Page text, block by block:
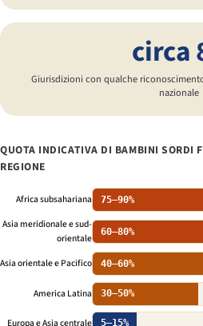
circa
Giurisdizioni con qualche
nazionale
QUOTA INDICATIVA DI BAMBINI SORDI
REGIONE
Africa subsahariana 75–90%
Asia meridionale e sud-
orientale
60–80%
Asia orientale e Pacifico 40–60%
America Latina 30–50%
Europa e Asia centrale 5–15%